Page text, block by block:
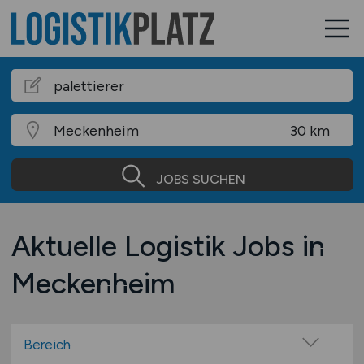
JOBS SUCHEN
Aktuelle Logistik Jobs in
Meckenheim
Bereich